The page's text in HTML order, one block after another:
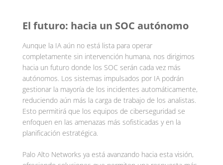
El futuro: hacia un SOC autónomo
Aunque la IA aún no está lista para operar
completamente sin intervención humana, nos dirigimos
hacia un futuro donde los SOC serán cada vez más
autónomos. Los sistemas impulsados por IA podrán
gestionar la mayoría de los incidentes automáticamente,
reduciendo aún más la carga de trabajo de los analistas.
Esto permitirá que los equipos de ciberseguridad se
enfoquen en las amenazas más sofisticadas y en la
planificación estratégica.
Palo Alto Networks ya está avanzando hacia esta visión,